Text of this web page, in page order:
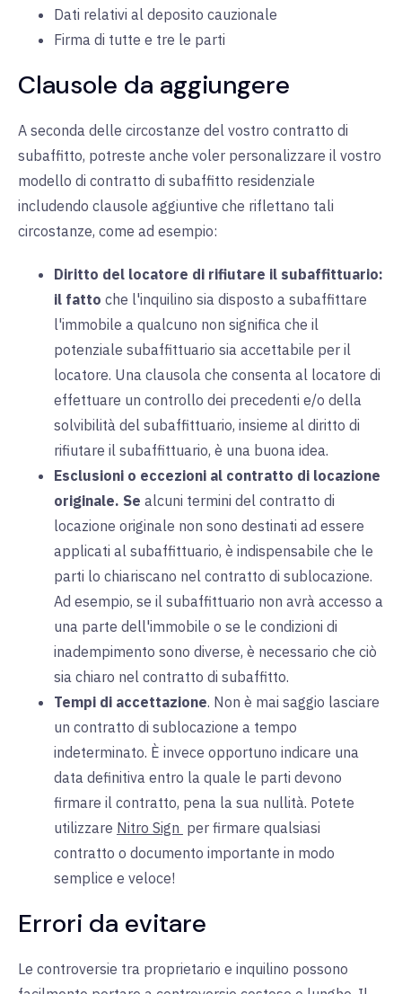
Dati relativi al deposito cauzionale
Firma di tutte e tre le parti
Clausole da aggiungere
A seconda delle circostanze del vostro contratto di
subaffitto, potreste anche voler personalizzare il vostro
modello di contratto di subaffitto residenziale
includendo clausole aggiuntive che riflettano tali
circostanze, come ad esempio:
Diritto del locatore di rifiutare il subaffittuario:
il fatto che l'inquilino sia disposto a subaffittare
l'immobile a qualcuno non significa che il
potenziale subaffittuario sia accettabile per il
locatore. Una clausola che consenta al locatore di
effettuare un controllo dei precedenti e/o della
solvibilità del subaffittuario, insieme al diritto di
rifiutare il subaffittuario, è una buona idea.
Esclusioni o eccezioni al contratto di locazione
originale. Se alcuni termini del contratto di
locazione originale non sono destinati ad essere
applicati al subaffittuario, è indispensabile che le
parti lo chiariscano nel contratto di sublocazione.
Ad esempio, se il subaffittuario non avrà accesso a
una parte dell'immobile o se le condizioni di
inadempimento sono diverse, è necessario che ciò
sia chiaro nel contratto di subaffitto.
Tempi di accettazione. Non è mai saggio lasciare
un contratto di sublocazione a tempo
indeterminato. È invece opportuno indicare una
data definitiva entro la quale le parti devono
firmare il contratto, pena la sua nullità. Potete
utilizzare Nitro Sign per firmare qualsiasi
contratto o documento importante in modo
semplice e veloce!
Errori da evitare
Le controversie tra proprietario e inquilino possono